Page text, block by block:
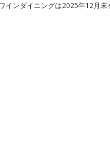
インダイニングは2025年12月